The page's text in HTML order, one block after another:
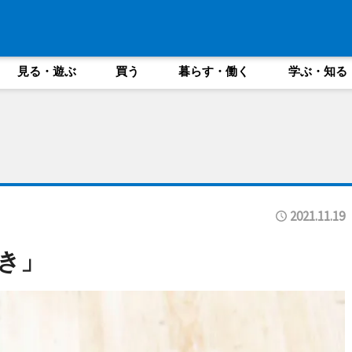
見る・遊ぶ 買う 暮らす・働く 学ぶ・知る
2021.11.19
」